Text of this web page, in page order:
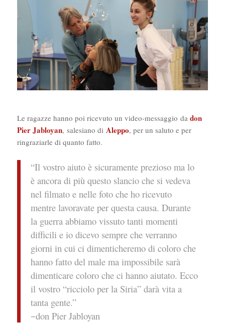
Le ragazze hanno poi ricevuto un video-messaggio da don
Pier Jabloyan, salesiano di Aleppo, per un saluto e per
ringraziarle di quanto fatto.
“Il vostro aiuto è sicuramente prezioso ma lo
è ancora di più questo slancio che si vedeva
nel filmato e nelle foto che ho ricevuto
mentre lavoravate per questa causa. Durante
la guerra abbiamo vissuto tanti momenti
difficili e io dicevo sempre che verranno
giorni in cui ci dimenticheremo di coloro che
hanno fatto del male ma impossibile sarà
dimenticare coloro che ci hanno aiutato. Ecco
il vostro “ricciolo per la Siria” darà vita a
tanta gente.”
–don Pier Jabloyan